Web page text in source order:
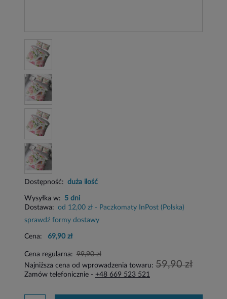
Dostępność: duża ilość
Wysyłka w:
5 dni
Dostawa: od 12,00 zł - Paczkomaty InPost (Polska)
sprawdź formy dostawy
Cena: 69,90 zł
Cena regularna: 99,90 zł
Najniższa cena od wprowadzenia towaru: 59,90 zł
Zamów telefonicznie - +48 669 523 521